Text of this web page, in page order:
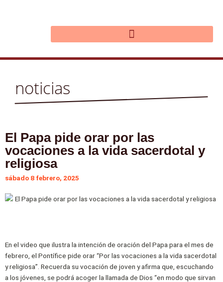
noticias
El Papa pide orar por las
vocaciones a la vida sacerdotal y
religiosa
sábado 8 febrero, 2025
En el video que ilustra la intención de oración del Papa para el mes de
febrero, el Pontífice pide orar “Por las vocaciones a la vida sacerdotal
y religiosa”. Recuerda su vocación de joven y afirma que, escuchando
a los jóvenes, se podrá acoger la llamada de Dios “en modo que sirvan